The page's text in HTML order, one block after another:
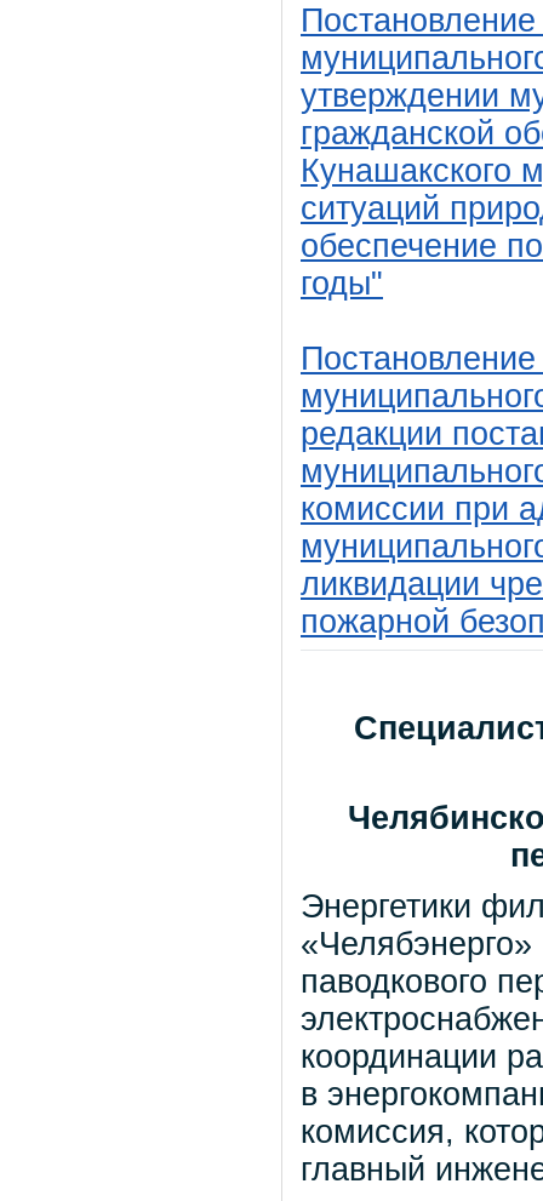
утверждении
гражданской
Кунашакского
ситуаций
обеспечение
годы"
редакции
комиссии при
ликвидации
пожарной
Энергетики
паводкового
координации
в
комиссия,
главный